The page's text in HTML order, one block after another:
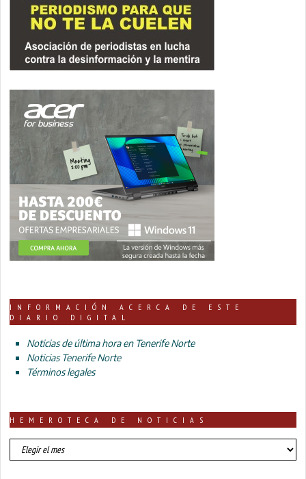
INFORMACIÓN ACERCA DE ESTE
DIARIO DIGITAL
Noticias de última hora en Tenerife Norte
Noticias Tenerife Norte
Términos legales
HEMEROTECA DE NOTICIAS
HEMEROTECA
DE